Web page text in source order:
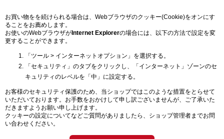
お買い物をを続けられる場合は、Webブラウザのクッキー(Cookie)をオンにす
ることをお薦めします。
お使いのWebブラウザがInternet Explorerの場合には、以下の方法で設定を変
更することができます。
「ツール > インターネットオプション」を選択する。
「セキュリティ」のタブをクリックし、「インターネット」ゾーンのセ
キュリティのレベルを「中」に設定する。
お客様のセキュリティ保護のため、当ショップではこのような措置をとらせて
いただいております。お手数をおかけして申し訳ございませんが、ご了承いた
だきますようお願い申し上げます。
クッキーの設定についてなどご質問がありましたら、ショップ管理者までお問
い合わせください。